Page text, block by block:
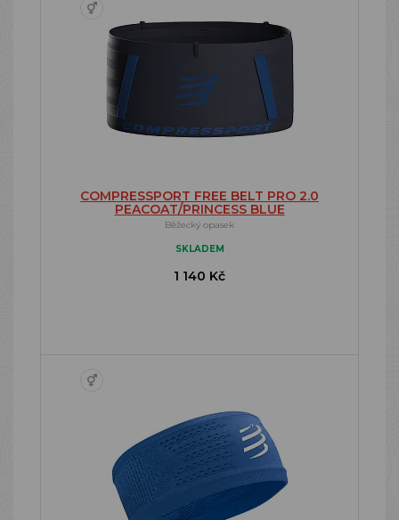
COMPRESSPORT FREE BELT PRO 2.0
PEACOAT/PRINCESS BLUE
Běžecký opasek
SKLADEM
1 140 Kč